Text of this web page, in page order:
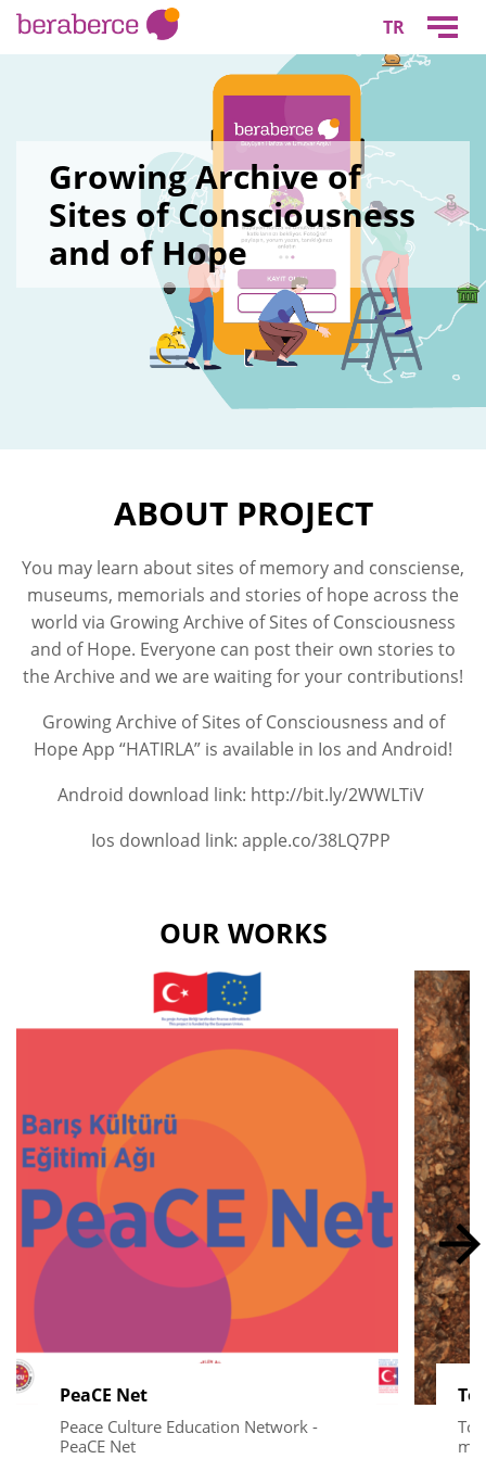
TR
Growing Archive of
Sites of Consciousness
and of Hope
ABOUT PROJECT
You may learn about sites of memory and consciense,
museums, memorials and stories of hope across the
world via Growing Archive of Sites of Consciousness
and of Hope. Everyone can post their own stories to
the Archive and we are waiting for your contributions!
Growing Archive of Sites of Consciousness and of
Hope App “HATIRLA” is available in Ios and Android!
Android download link: http://bit.ly/2WWLTiV
Ios download link: apple.co/38LQ7PP
OUR WORKS
PeaCE Net
Peace Culture Education Network -
PeaCE Net